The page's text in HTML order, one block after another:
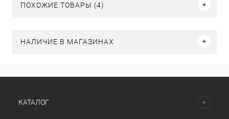
ПОХОЖИЕ ТОВАРЫ (4)
НАЛИЧИЕ В МАГАЗИНАХ
КАТАЛОГ